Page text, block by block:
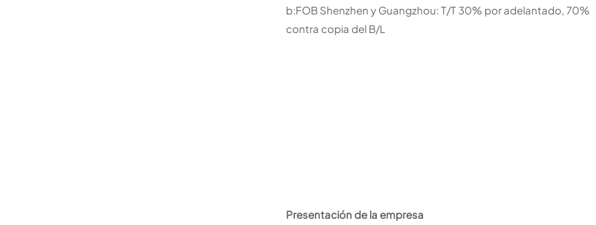
b:FOB Shenzhen y Guangzhou: T/T 30% por adelantado, 70%
contra copia del B/L
Presentación de la empresa